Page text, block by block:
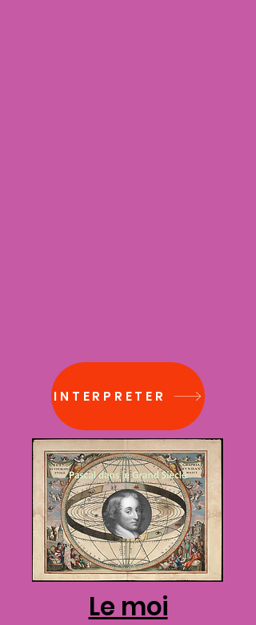
INTERPRETER
Le moi